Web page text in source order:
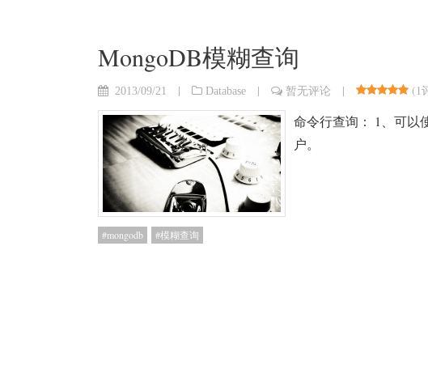
MongoDB模糊查询
2013/09/21 | Database | 暂无评论 | (1
命令行查询： 1、可以
户。
mongodb 模糊查询